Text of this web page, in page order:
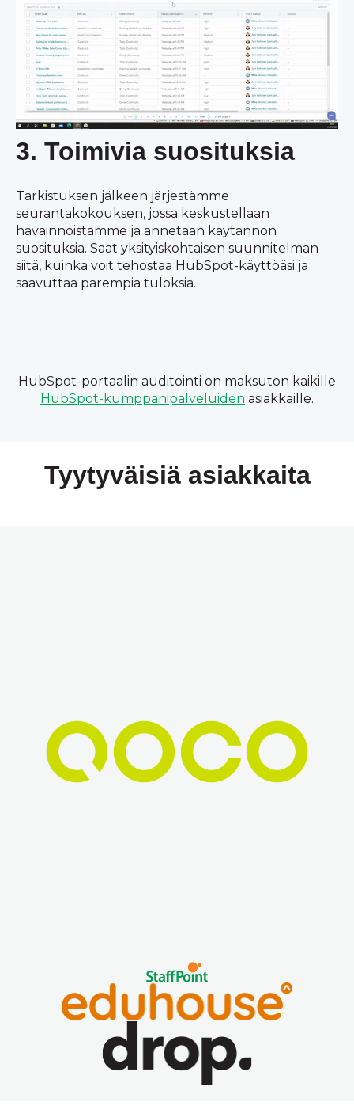
3. Toimivia suosituksia
Tarkistuksen jälkeen järjestämme
seurantakokouksen, jossa keskustellaan
havainnoistamme ja annetaan käytännön
suosituksia. Saat yksityiskohtaisen suunnitelman
siitä, kuinka voit tehostaa HubSpot-käyttöäsi ja
saavuttaa parempia tuloksia.
HubSpot-portaalin auditointi on maksuton kaikille
HubSpot-kumppanipalveluiden asiakkaille.
Tyytyväisiä asiakkaita